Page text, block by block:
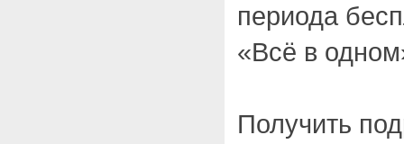
периода
«Всё в
Получить